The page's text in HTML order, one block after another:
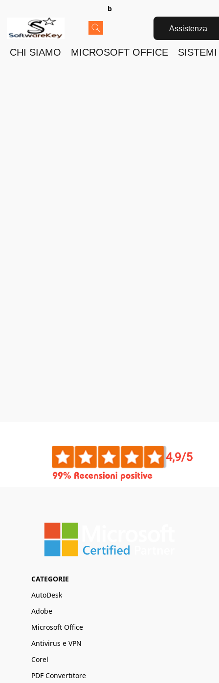
b
Assistenza
CHI SIAMO MICROSOFT OFFICE
CATEGORIE
AutoDesk
Adobe
Microsoft Office
Antivirus e VPN
Corel
PDF Convertitore